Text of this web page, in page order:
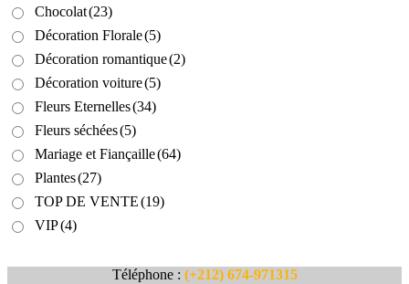
Chocolat(23)
Décoration Florale(5)
Décoration romantique(2)
Décoration voiture(5)
Fleurs Eternelles(34)
Fleurs séchées(5)
Mariage et Fiançaille(64)
Plantes(27)
TOP DE VENTE(19)
VIP(4)
Téléphone : (+212) 674-971315